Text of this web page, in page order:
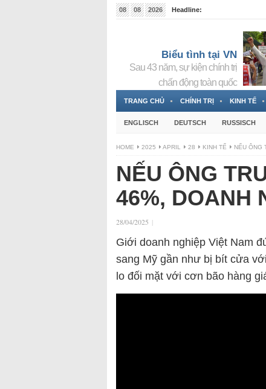
08 08 2026
Headline:
Biểu tình tại VN
Sau 43 năm, sự kiện chính trị
chấn động toàn quốc
TRANG CHỦ CHÍNH TRỊ KINH TẾ
ENGLISCH DEUTSCH RUSSISCH
HOME 2025 APRIL 28 KINH TẾ NẾU ÔNG
NẾU ÔNG
46%, DOANH
28/04/2025 |
Giới doanh nghiệp Việt Nam
sang Mỹ gần như bị bít cửa
lo đối mặt với cơn bão hàng